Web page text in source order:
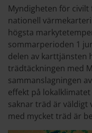
Myndigheten för civilt
nationell
högsta
sommarperioden 1
delen av karttjänsten
trädtäckningen med
sammanslagningen
effekt på
saknar träd är väldigt
med mycket träd är